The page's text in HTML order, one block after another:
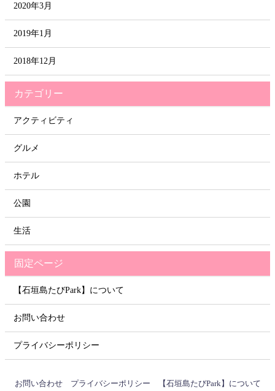
2020年3月
2019年1月
2018年12月
カテゴリー
アクティビティ
グルメ
ホテル
公園
生活
固定ページ
【石垣島たびPark】について
お問い合わせ
プライバシーポリシー
お問い合わせ プライバシーポリシー 【石垣島たびPark】について